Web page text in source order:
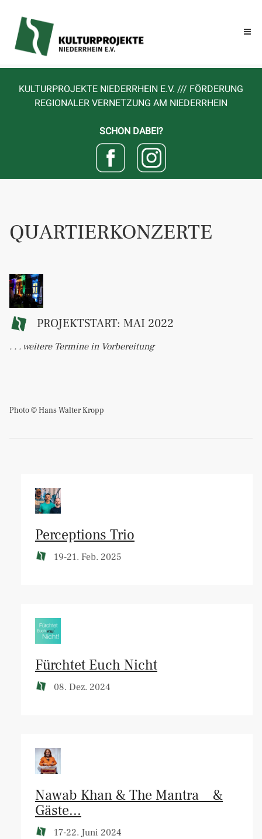
KULTURPROJEKTE NIEDERRHEIN E.V. /// FÖRDERUNG
REGIONALER VERNETZUNG AM NIEDERRHEIN
SCHON DABEI?
QUARTIERKONZERTE
PROJEKTSTART: MAI 2022
. . . weitere Termine in Vorbereitung
Photo © Hans Walter Kropp
Perceptions Trio
19-21. Feb. 2025
Fürchtet Euch Nicht
08. Dez. 2024
Nawab Khan & The Mantra _ &
Gäste...
17-22. Juni 2024